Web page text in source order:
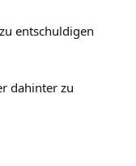
entschuldigen
dahinter zu